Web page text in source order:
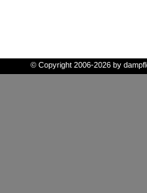
© Copyright 2006-2026 by